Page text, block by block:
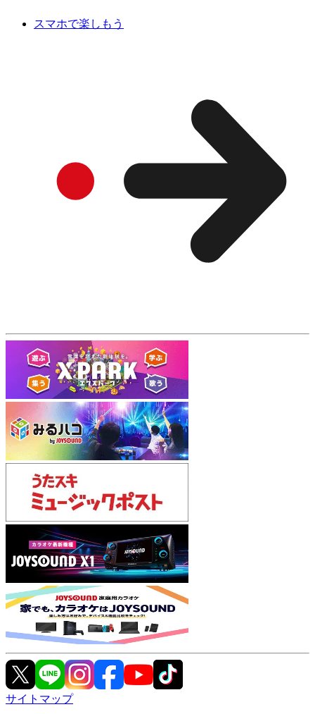
スマホで楽しもう
サイトマップ